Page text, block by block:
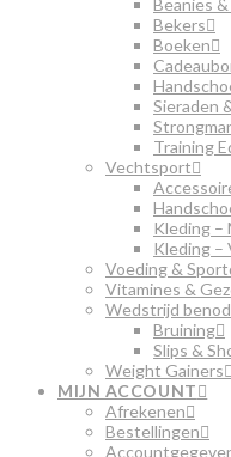
Beanies &
Bekers
Boeken
Sieraden
Training
Vechtsport
Kleding –
Kleding –
Voeding &
Vitamines &
Wedstrijd
Bruining
Slips &
Weight Gainers
MIJN ACCOUNT
Afrekenen
Bestellingen